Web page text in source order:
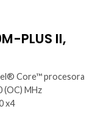
PLUS II,
Core™ procesora
(OC) MHz
x4